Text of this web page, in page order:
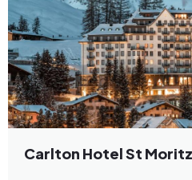
Carlton Hotel St Moritz